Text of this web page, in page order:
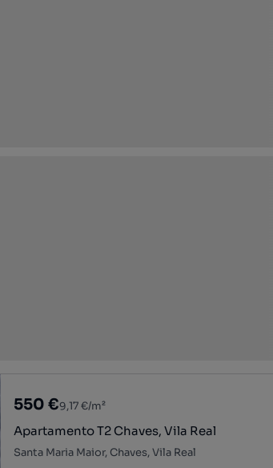
550 €9,17 €/m²
Apartamento T2 Chaves, Vila Real
Santa Maria Maior, Chaves, Vila Real